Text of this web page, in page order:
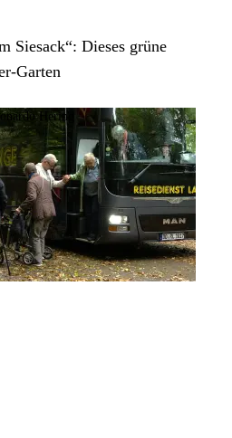
Siesack“: Dieses grüne
Garten
Hering